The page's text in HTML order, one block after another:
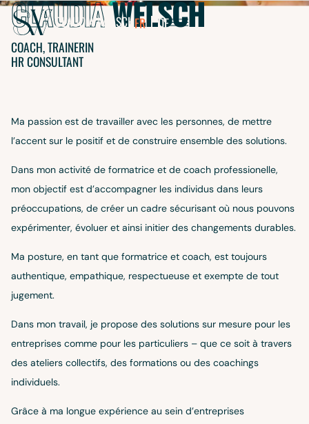
CLAUDIAWELSCHFR DE
CLAUDIAWELSCH
COACH, TRAINERIN
HR CONSULTANT
Ma passion est de travailler avec les personnes, de mettre
l’accent sur le positif et de construire ensemble des solutions.
Dans mon activité de formatrice et de coach professionelle,
mon objectif est d’accompagner les individus dans leurs
préoccupations, de créer un cadre sécurisant où nous pouvons
expérimenter, évoluer et ainsi initier des changements durables.
Ma posture, en tant que formatrice et coach, est toujours
authentique, empathique, respectueuse et exempte de tout
jugement.
Dans mon travail, je propose des solutions sur mesure pour les
entreprises comme pour les particuliers – que ce soit à travers
des ateliers collectifs, des formations ou des coachings
individuels.
Grâce à ma longue expérience au sein d’entreprises